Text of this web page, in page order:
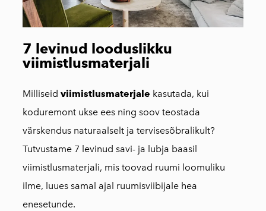
7 levinud looduslikku
viimistlusmaterjali
Milliseid viimistlusmaterjale kasutada, kui
koduremont ukse ees ning soov teostada
värskendus naturaalselt ja tervisesõbralikult?
Tutvustame 7 levinud savi- ja lubja baasil
viimistlusmaterjali, mis toovad ruumi loomuliku
ilme, luues samal ajal ruumisviibijale hea
enesetunde.